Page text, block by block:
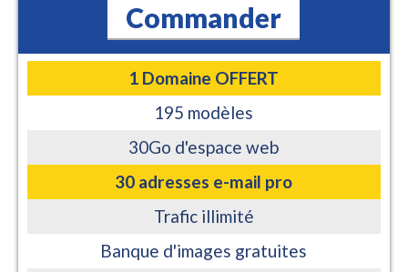
Commander
1 Domaine OFFERT
195 modèles
30Go d'espace web
30 adresses e-mail pro
Trafic illimité
Banque d'images gratuites